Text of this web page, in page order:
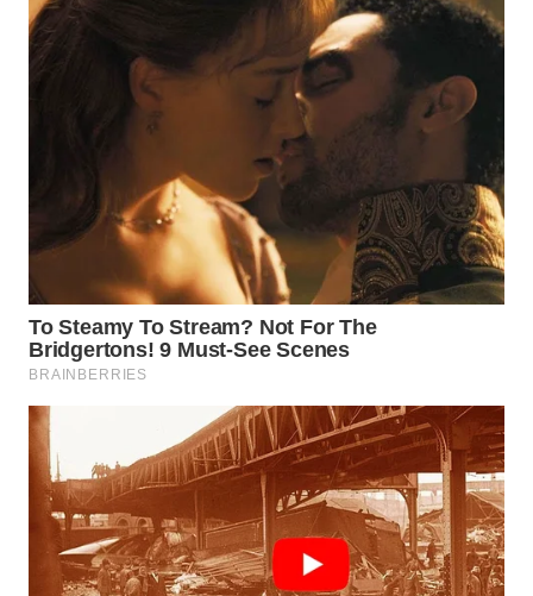
WN
MADURA
SURABAYA
WN
NATUNA
WN
MANDALIKA
WN
LIKUPANG
WN
LABUANBAJO